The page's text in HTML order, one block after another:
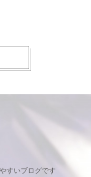
すいブログです